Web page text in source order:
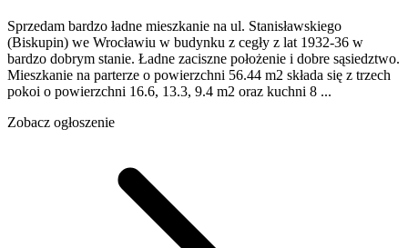
Sprzedam bardzo ładne mieszkanie na ul. Stanisławskiego
(Biskupin) we Wrocławiu w budynku z cegły z lat 1932-36 w
bardzo dobrym stanie. Ładne zaciszne położenie i dobre sąsiedztwo.
Mieszkanie na parterze o powierzchni 56.44 m2 składa się z trzech
pokoi o powierzchni 16.6, 13.3, 9.4 m2 oraz kuchni 8 ...
Zobacz ogłoszenie